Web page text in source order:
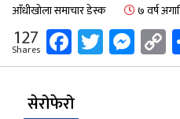
आँधीखोला समाचार डेस्क ७ वर्ष
127
Shares Facebook
Twitter
सेरोफेरो